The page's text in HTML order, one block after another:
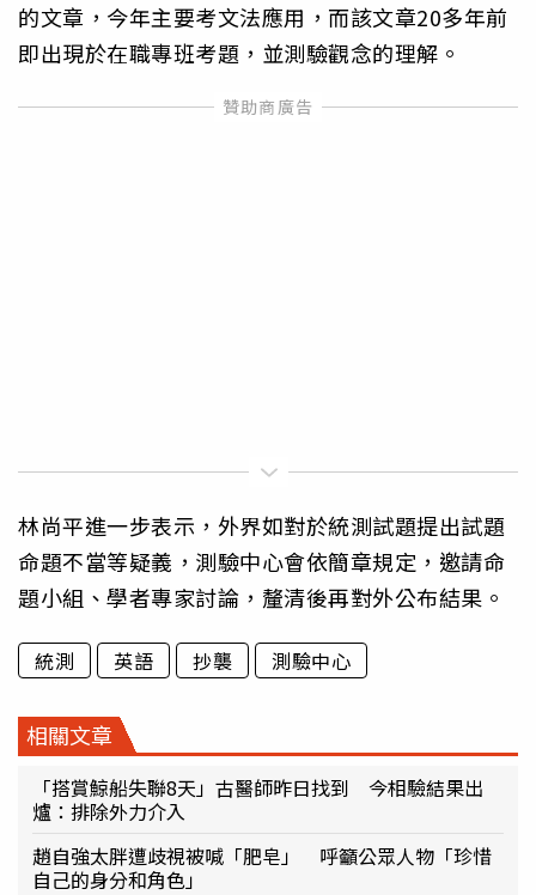
的文章，今年主要考文法應用，而該文章20多年前
即出現於在職專班考題，並測驗觀念的理解。
林尚平進一步表示，外界如對於統測試題提出試題
命題不當等疑義，測驗中心會依簡章規定，邀請命
題小組、學者專家討論，釐清後再對外公布結果。
統測 英語 抄襲 測驗中心
相關文章
「搭賞鯨船失聯8天」古醫師昨日找到 今相驗結果出
爐：排除外力介入
趙自強太胖遭歧視被喊「肥皂」 呼籲公眾人物「珍惜
自己的身分和角色」